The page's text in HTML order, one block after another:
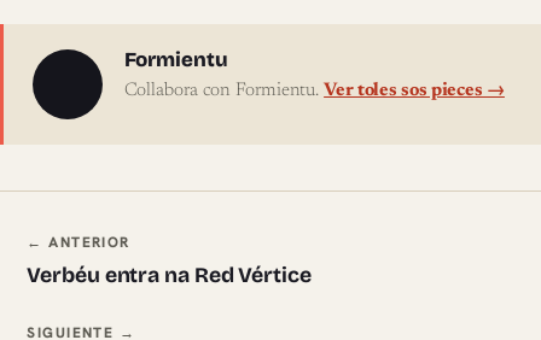
Sobre l'autor
Formientu
Collabora con Formientu.Ver toles sos pieces →
Navegación ente pieces
← ANTERIOR
Verbéu entra na Red Vértice
SIGUIENTE →